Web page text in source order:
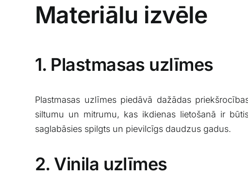
Materiālu izvēle
1. Plastmasas uzlīmes
Plastmasas uzlīmes piedāvā dažādas
⁢siltumu un‍ mitrumu,⁢ kas ikdienas lietošanā ir
saglabāsies spilgts un pievilcīgs daudzus⁤ gadus.
2. Vinila uzlīmes